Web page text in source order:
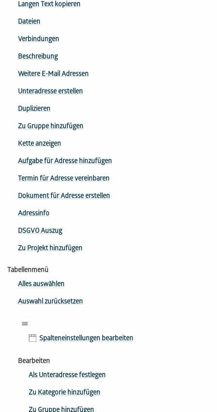
Langen Text kopieren
Dateien
Verbindungen
Beschreibung
Weitere E-Mail Adressen
Unteradresse erstellen
Duplizieren
Zu Gruppe hinzufügen
Kette anzeigen
Aufgabe für Adresse hinzufügen
Termin für Adresse vereinbaren
Dokument für Adresse erstellen
Adressinfo
DSGVO Auszug
Zu Projekt hinzufügen
Tabellenmenü
Alles auswählen
Auswahl zurücksetzen
Spalteneinstellungen bearbeiten
Bearbeiten
Als Unteradresse festlegen
Zu Kategorie hinzufügen